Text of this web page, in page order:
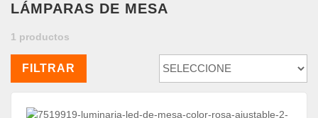
LÁMPARAS DE MESA
1 productos
FILTRAR